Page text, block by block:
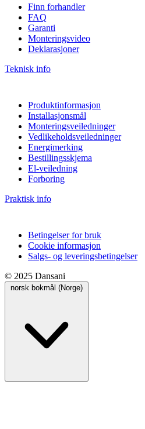
Finn forhandler
FAQ
Garanti
Monteringsvideo
Deklarasjoner
Teknisk info
Produktinformasjon
Installasjonsmål
Monteringsveiledninger
Vedlikeholdsveiledninger
Energimerking
Bestillingsskjema
El-veiledning
Forboring
Praktisk info
Betingelser for bruk
Cookie informasjon
Salgs- og leveringsbetingelser
© 2025 Dansani
norsk bokmål (Norge)